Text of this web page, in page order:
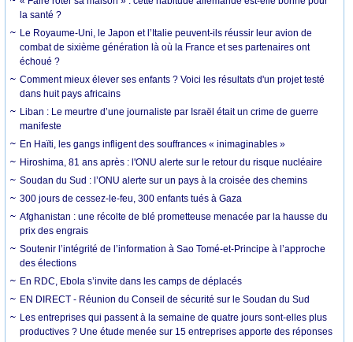
la santé ?
Le Royaume-Uni, le Japon et l’Italie peuvent-ils réussir leur avion de
combat de sixième génération là où la France et ses partenaires ont
échoué ?
Comment mieux élever ses enfants ? Voici les résultats d'un projet testé
dans huit pays africains
Liban : Le meurtre d’une journaliste par Israël était un crime de guerre
manifeste
En Haïti, les gangs infligent des souffrances « inimaginables »
Hiroshima, 81 ans après : l'ONU alerte sur le retour du risque nucléaire
Soudan du Sud : l’ONU alerte sur un pays à la croisée des chemins
300 jours de cessez-le-feu, 300 enfants tués à Gaza
Afghanistan : une récolte de blé prometteuse menacée par la hausse du
prix des engrais
Soutenir l’intégrité de l’information à Sao Tomé-et-Principe à l’approche
des élections
En RDC, Ebola s’invite dans les camps de déplacés
EN DIRECT - Réunion du Conseil de sécurité sur le Soudan du Sud
Les entreprises qui passent à la semaine de quatre jours sont-elles plus
productives ? Une étude menée sur 15 entreprises apporte des réponses